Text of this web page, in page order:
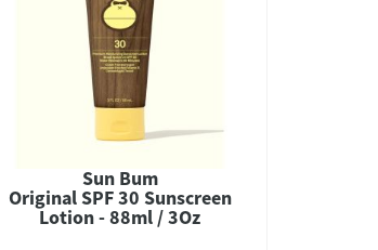
Sun Bum
Original SPF 30 Sunscreen
Lotion - 88ml / 3Oz